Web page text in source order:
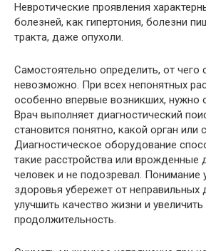
Невротические проявления
болезней, как гипертония, болезни
тракта, даже опухоли.
Самостоятельно определить, от чего
невозможно. При всех непонятных
особенно впервые возникших, нужно
Врач выполняет диагностический
становится понятно, какой орган или
Диагностическое оборудование
такие расстройства или
человек и не подозревал. Понимание
здоровья убережет от неправильных
улучшить качество жизни и увеличить
продолжительность.